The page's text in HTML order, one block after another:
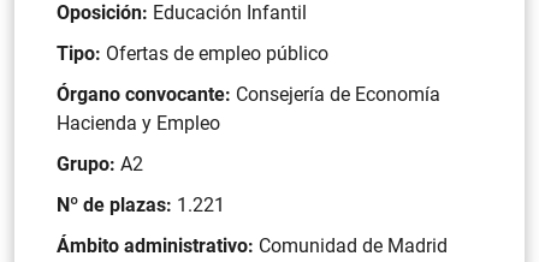
Oposición: Educación Infantil
Tipo: Ofertas de empleo público
Órgano convocante: Consejería de Economía
Hacienda y Empleo
Grupo: A2
Nº de plazas: 1.221
Ámbito administrativo: Comunidad de Madrid